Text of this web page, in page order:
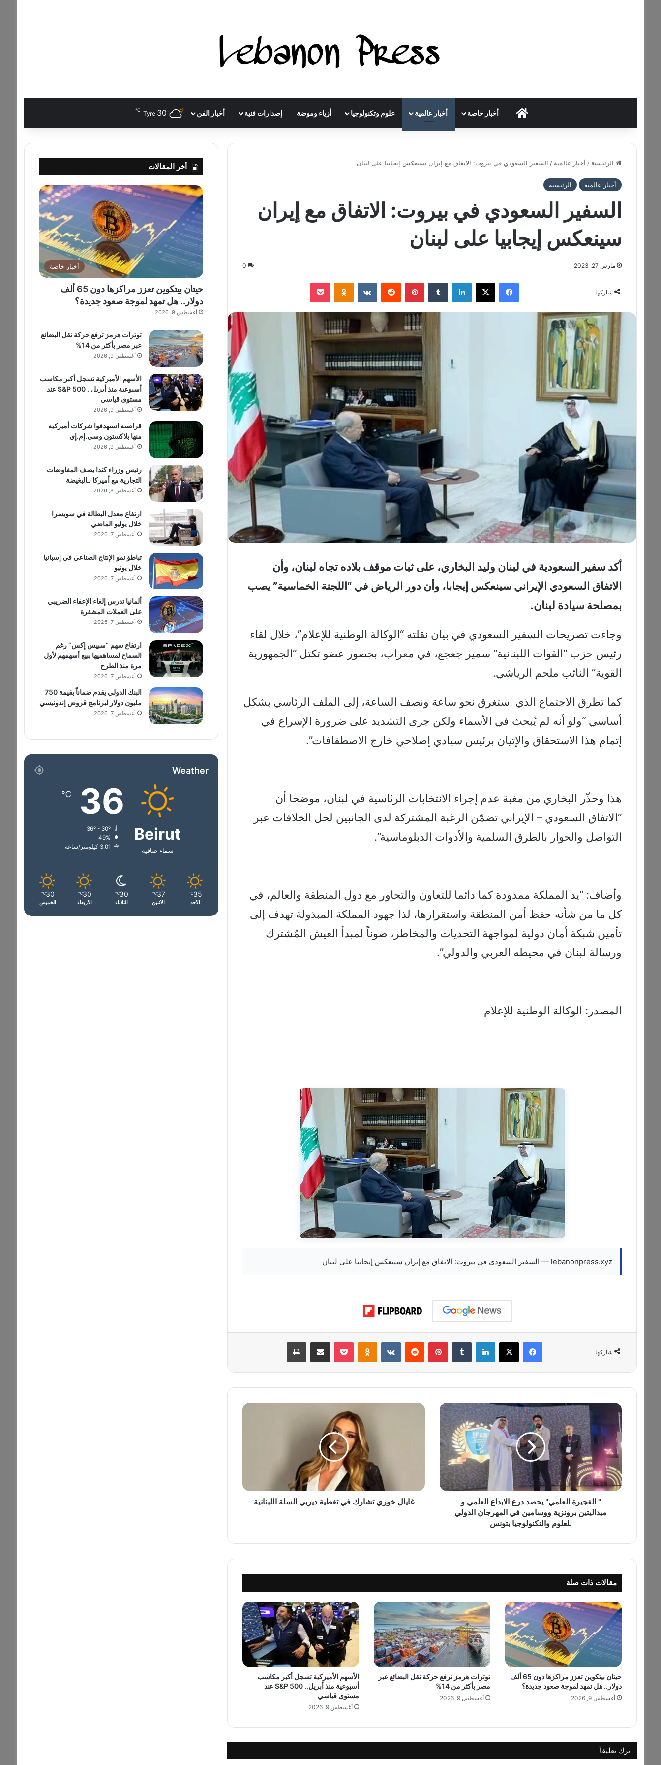
HOMEأخبار خاصة أخبار عالمية علوم وتكنولوجيا أزياء وموضة إصدارات فنية أخبار الفن Tyre 30
℃
الرئيسية / أخبار عالمية / السفير السعودي في بيروت: الاتفاق مع إيران سينعكس إيجابيا على لبنان
أخبار عالمية الرئيسية
السفير السعودي في بيروت: الاتفاق مع إيران
سينعكس إيجابيا على لبنان
مارس 27, 2023 0
شاركها
فيسبوك ‫X لينكدإن ‏Tumblr بينتيريست ‏Reddit
‏VKontakte
Odnoklassniki
‫Pocket
أكد سفير السعودية في لبنان وليد البخاري، على ثبات موقف بلاده تجاه لبنان، وأن
الاتفاق السعودي الإيراني سينعكس إيجابا، وأن دور الرياض في “اللجنة الخماسية” يصب
بمصلحة سيادة لبنان.
وجاءت تصريحات السفير السعودي في بيان نقلته “الوكالة الوطنية للإعلام”، خلال لقاء
رئيس حزب “القوات اللبنانية” سمير جعجع، في معراب، بحضور عضو تكتل “الجمهورية
القوية” النائب ملحم الرياشي.
كما تطرق الاجتماع الذي استغرق نحو ساعة ونصف الساعة، إلى الملف الرئاسي بشكل
أساسي “ولو أنه لم يُبحث في الأسماء ولكن جرى التشديد على ضرورة الإسراع في
إتمام هذا الاستحقاق والإتيان برئيس سيادي إصلاحي خارج الاصطفافات”.
هذا وحذّر البخاري من مغبة عدم إجراء الانتخابات الرئاسية في لبنان، موضحا أن
“الاتفاق السعودي – الإيراني تضمّن الرغبة المشتركة لدى الجانبين لحل الخلافات عبر
التواصل والحوار بالطرق السلمية والأدوات الدبلوماسية”.
وأضاف: “يد المملكة ممدودة كما دائما للتعاون والتحاور مع دول المنطقة والعالم، في
كل ما من شأنه حفظ أمن المنطقة واستقرارها، لذا جهود المملكة المبذولة تهدف إلى
تأمين شبكة أمان دولية لمواجهة التحديات والمخاطر، صوناً لمبدأ العيش المُشترك
ورسالة لبنان في محيطه العربي والدولي”.
المصدر: الوكالة الوطنية للإعلام
lebanonpress.xyz — السفير السعودي في بيروت: الاتفاق مع إيران سينعكس إيجابيا على لبنان
شاركها
فيسبوك ‫X لينكدإن ‏Tumblr بينتيريست ‏Reddit
‏VKontakte
Odnoklassniki
‫Pocket مشاركة عبر البريد طباعة
"
ا
ل
ج
ر
ة
ا
ي
ح
ص
د
د
ر
ع
ا
ل
ب
د
ا
ع
ع
م
ي
" الفجيرة العلمي" يحصد درع الابداع العلمي و
ميداليتين برونزية ووسامين في المهرجان الدولي
للعلوم والتكنولوجيا بتونس
غ
ي
ك
ت
ط
ي
ة
د
ي
ر
ب
ي
ا
ا
ب
غايال خوري تشارك في تغطية ديربي السلة اللبنانية
مقالات ذات صلة
حيتان بيتكوين تعزز مراكزها دون 65 ألف
دولار.. هل تمهد لموجة صعود جديدة؟
أغسطس 9, 2026
توترات هرمز ترفع حركة نقل البضائع عبر
مصر بأكثر من 14%
أغسطس 9, 2026
الأسهم الأميركية تسجل أكبر مكاسب
أسبوعية منذ أبريل.. S&P 500 عند
مستوى قياسي
أغسطس 9, 2026
اترك تعليقاً
أخر المقالات
أخبار خاصة
حيتان بيتكوين تعزز مراكزها دون 65 ألف
دولار.. هل تمهد لموجة صعود جديدة؟
أغسطس 9, 2026
توترات هرمز ترفع حركة نقل البضائع
عبر مصر بأكثر من 14%
أغسطس 9, 2026
الأسهم الأميركية تسجل أكبر مكاسب
أسبوعية منذ أبريل.. S&P 500 عند
مستوى قياسي
أغسطس 9, 2026
قراصنة استهدفوا شركات أميركية
منها بلاكستون وسي.إم.إي
أغسطس 9, 2026
رئيس وزراء كندا يصف المفاوضات
التجارية مع أميركا بـالبغيضة
أغسطس 8, 2026
ارتفاع معدل البطالة في سويسرا
خلال يوليو الماضي
أغسطس 7, 2026
تباطؤ نمو الإنتاج الصناعي في إسبانيا
خلال يونيو
أغسطس 7, 2026
ألمانيا تدرس إلغاء الإعفاء الضريبي
على العملات المشفرة
أغسطس 7, 2026
ارتفاع سهم “سبيس إكس” رغم
السماح لمساهميها ببيع أسهمهم لأول
مرة منذ الطرح
أغسطس 7, 2026
البنك الدولي يقدم ضماناً بقيمة 750
مليون دولار لبرنامج قروض إندونيسي
أغسطس 7, 2026
Weather
Beirut
سماء صافية
36
℃
49%
3.01 كيلومتر/ساعة
35
℃
الأحد
37
℃
الأثنين
30
℃
الثلاثاء
30
℃
الأربعاء
30
℃
الخميس